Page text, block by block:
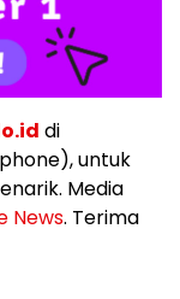
di
untuk
Media
News. Terima